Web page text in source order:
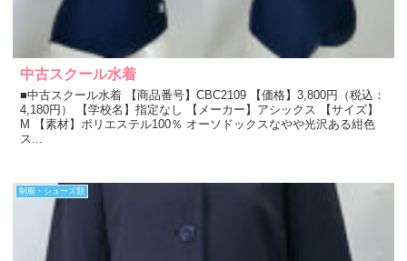
中古スクール水着
■中古スクール水着 【商品番号】CBC2109 【価格】3,800円（税込：
4,180円） 【学校名】指定なし 【メーカー】アシックス 【サイズ】
M 【素材】ポリエステル100％ オーソドックスなやや光沢ある紺色
ス...
制服・シューズ類